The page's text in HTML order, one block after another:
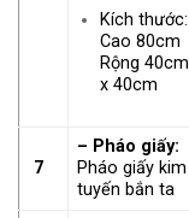
Kích thước:
Cao 80cm
Rộng 40cm
x 40cm
7
– Pháo giấy:
Pháo giấy kim
tuyến bắn ta